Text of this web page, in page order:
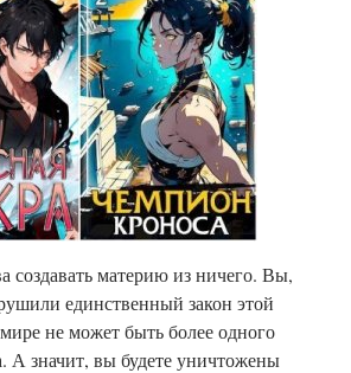
создавать материю из ничего. Вы,
единственный закон этой
не может быть более одного
А значит, вы будете уничтожены